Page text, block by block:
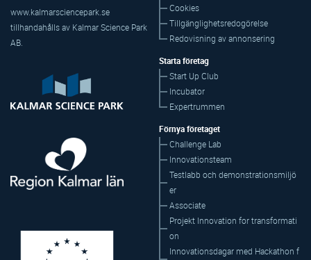
www.kalmarsciencepark.se
tillhandahålls av Kalmar Science Park
AB.
Cookies
Tillgänglighetsredogörelse
Redovisning av annonsering
Starta företag
Start Up Club
Incubator
Expertrummen
Förnya företaget
Challenge Lab
Innovationsteam
Testlabb och demonstrationsmiljö
er
Associate
Projekt Innovation for transformati
on
Innovationsdagar med Hackathon f